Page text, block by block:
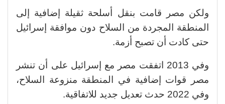
ولكن مصر قامت بنقل أسلحة ثقيلة إضافية إلى
المنطقة المجردة من السلاح دون موافقة إسرائيل
حتى كادت أن تصبح أزمة.
وفي 2013 اتفقت مصر مع إسرائيل على أن تنشر
مصر قوات إضافية في المنطقة منزوعة السلاح،
وفي 2022 حدث تعديل جديد للاتفاقية.